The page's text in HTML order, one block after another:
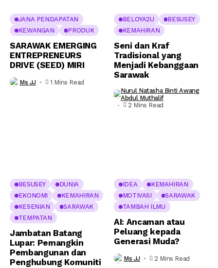
JANA PENDAPATAN
KEWANGAN
PRODUK
SARAWAK EMERGING
ENTREPRENEURS
DRIVE (SEED) MIRI
Ms JJ 1 Mins Read
BELOYA2U
BESUSEY
KEMAHIRAN
Seni dan Kraf
Tradisional yang
Menjadi Kebanggaan
Sarawak
Nurul Natasha Binti Awang
Abdul Muthalif
2 Mins Read
BESUSEY
DUNIA
EKONOMI
KEMAHIRAN
KESENIAN
SARAWAK
TEMPATAN
Jambatan Batang
Lupar: Pemangkin
Pembangunan dan
Penghubung Komuniti
IDEA
KEMAHIRAN
MOTIVASI
SARAWAK
TAMBAH ILMU
AI: Ancaman atau
Peluang kepada
Generasi Muda?
Ms JJ 2 Mins Read